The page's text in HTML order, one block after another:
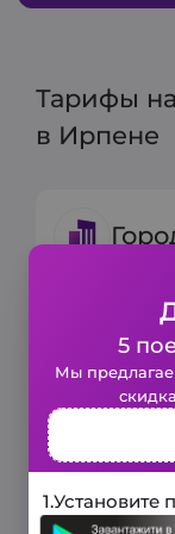
Тарифы на
в Ирпене
Включено 6
Цена за 1
5
Мы
1.Установите